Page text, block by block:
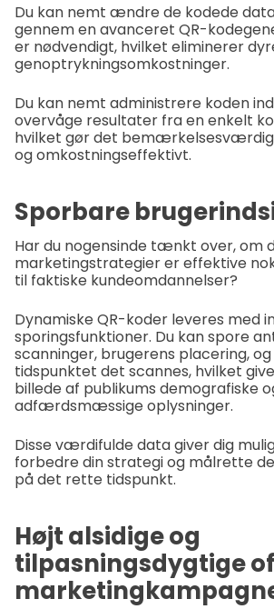
Du kan nemt ændre de kodede
gennem en avanceret QR-
er nødvendigt, hvilket eliminerer
genoptrykningsomkostninger.
Du kan nemt administrere koden
overvåge resultater fra en enkelt
hvilket gør det
og omkostningseffektivt.
Sporbare
Har du nogensinde tænkt over, om
marketingstrategier er effektive
til faktiske kundeomdannelser?
Dynamiske QR-koder leveres med
sporingsfunktioner. Du kan spore
scanninger, brugerens placering,
tidspunktet det scannes, hvilket
billede af publikums demografiske
adfærdsmæssige oplysninger.
Disse værdifulde data giver dig
forbedre din strategi og målrette
på det rette tidspunkt.
Højt alsidige og
tilpasningsdygtige